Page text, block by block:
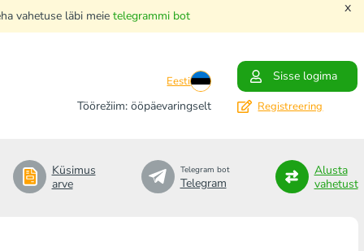
vahetuse läbi meie telegrammi bot x
Eesti
Sisse logima
Töörežiim: ööpäevaringselt
Registreering
Küsimus
arve
Telegram bot
Telegram
Alusta
vahetust